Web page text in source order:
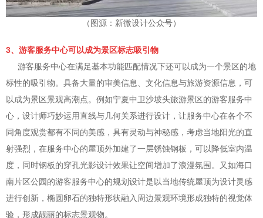
（图源：新微设计公众号）
3、游客服务中心可以成为景区标志吸引物
游客服务中心在满足基本功能匹配情况下还可以成为一个景区的地
标性的吸引物。具备大量的审美信息、文化信息与旅游资源信息，可
以成为景区景观高潮点。例如宁夏中卫沙坡头旅游景区的游客服务中
心，设计师巧妙运用直线与几何关系进行设计，让服务中心在各个不
同角度观赏都有不同的美感，具有灵动与神秘感，考虑当地阳光的直
射强烈，在服务中心的屋顶外加建了一层锈蚀钢板，可以降低室内温
度，同时钢板的穿孔光影设计效果让空间增加了浪漫氛围。又如海口
南片区公园的游客服务中心的规划设计是以当地传统屋顶为设计灵感
进行创新，椭圆卵石的独特形状融入周边景观环境形成独特的视觉体
验，形成靓丽的标志景观物。